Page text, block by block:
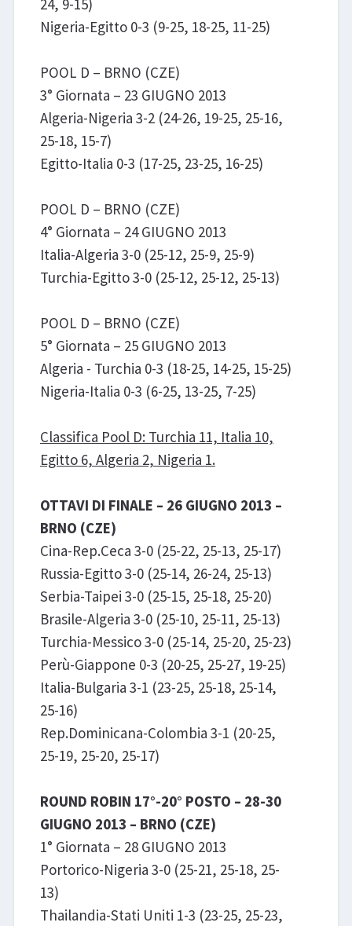
24, 9-15)
Nigeria-Egitto 0-3 (9-25, 18-25, 11-25)
POOL D – BRNO (CZE)
3° Giornata – 23 GIUGNO 2013
Algeria-Nigeria 3-2 (24-26, 19-25, 25-16,
25-18, 15-7)
Egitto-Italia 0-3 (17-25, 23-25, 16-25)
POOL D – BRNO (CZE)
4° Giornata – 24 GIUGNO 2013
Italia-Algeria 3-0 (25-12, 25-9, 25-9)
Turchia-Egitto 3-0 (25-12, 25-12, 25-13)
POOL D – BRNO (CZE)
5° Giornata – 25 GIUGNO 2013
Algeria - Turchia 0-3 (18-25, 14-25, 15-25)
Nigeria-Italia 0-3 (6-25, 13-25, 7-25)
Classifica Pool D: Turchia 11, Italia 10,
Egitto 6, Algeria 2, Nigeria 1.
OTTAVI DI FINALE – 26 GIUGNO 2013 –
BRNO (CZE)
Cina-Rep.Ceca 3-0 (25-22, 25-13, 25-17)
Russia-Egitto 3-0 (25-14, 26-24, 25-13)
Serbia-Taipei 3-0 (25-15, 25-18, 25-20)
Brasile-Algeria 3-0 (25-10, 25-11, 25-13)
Turchia-Messico 3-0 (25-14, 25-20, 25-23)
Perù-Giappone 0-3 (20-25, 25-27, 19-25)
Italia-Bulgaria 3-1 (23-25, 25-18, 25-14,
25-16)
Rep.Dominicana-Colombia 3-1 (20-25,
25-19, 25-20, 25-17)
ROUND ROBIN 17°-20° POSTO – 28-30
GIUGNO 2013 – BRNO (CZE)
1° Giornata – 28 GIUGNO 2013
Portorico-Nigeria 3-0 (25-21, 25-18, 25-
13)
Thailandia-Stati Uniti 1-3 (23-25, 25-23,